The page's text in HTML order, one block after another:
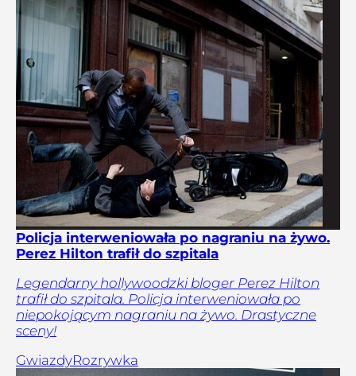
Policja interweniowała po nagraniu na żywo.
Perez Hilton trafił do szpitala
Legendarny hollywoodzki bloger Perez Hilton
trafił do szpitala. Policja interweniowała po
niepokojącym nagraniu na żywo. Drastyczne
sceny!
GwiazdyRozrywka